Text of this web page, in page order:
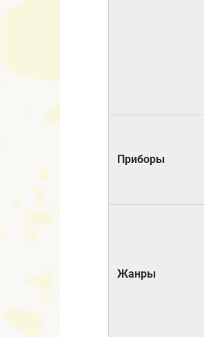
Приборы
Жанры